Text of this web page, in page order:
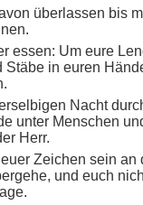
überlassen bis
essen: Um eure
Stäbe in euren
Nacht
unter Menschen
Herr.
Zeichen sein
und euch